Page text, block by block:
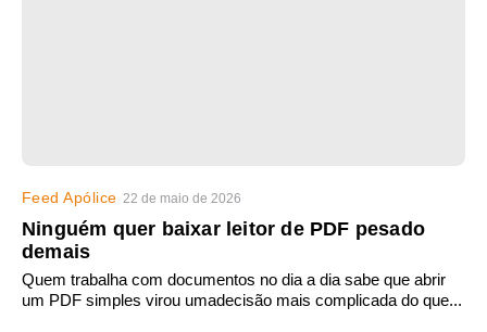
Feed Apólice 22 de maio de 2026
Ninguém quer baixar leitor de PDF pesado
demais
Quem trabalha com documentos no dia a dia sabe que abrir
um PDF simples virou umadecisão mais complicada do que...